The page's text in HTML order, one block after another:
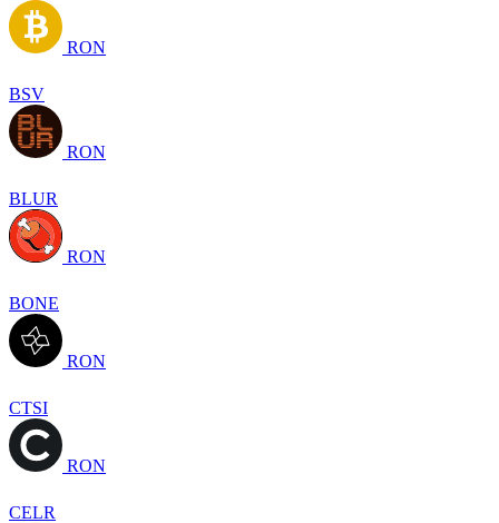
RON
BSV
RON
BLUR
RON
BONE
RON
CTSI
RON
CELR